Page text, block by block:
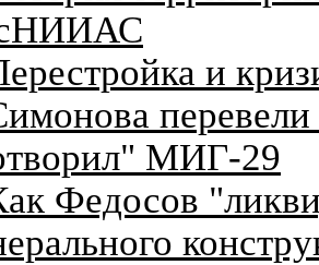
и
МИГ-29
Федосов